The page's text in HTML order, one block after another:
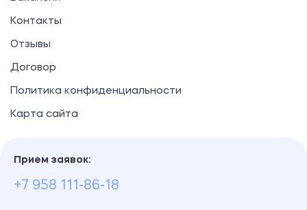
Контакты
Отзывы
Договор
Политика конфиденциальности
Карта сайта
Прием заявок:
+7 958 111-86-18